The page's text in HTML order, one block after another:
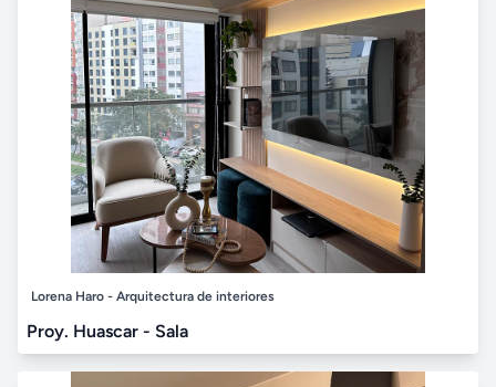
Lorena Haro - Arquitectura de interiores
Proy. Huascar - Sala